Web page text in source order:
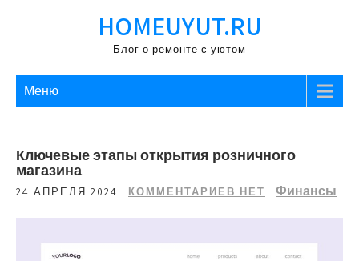
HOMEUYUT.RU
Блог о ремонте с уютом
Меню
Ключевые этапы открытия розничного
магазина
24 АПРЕЛЯ 2024 КОММЕНТАРИЕВ НЕТ Финансы